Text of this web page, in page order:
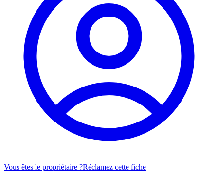
Vous êtes le propriétaire ?Réclamez cette fiche